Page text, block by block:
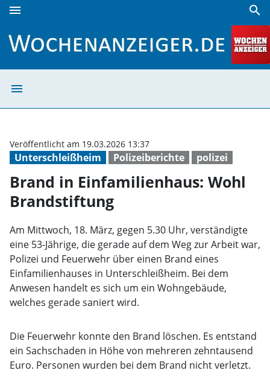
menu search
menu
Unterschleißheim Polizeiberichte polizei
Veröffentlicht am 19.03.2026 13:37
Brand in Einfamilienhaus: Wohl
Brandstiftung
Am Mittwoch, 18. März, gegen 5.30 Uhr, verständigte
eine 53-Jährige, die gerade auf dem Weg zur Arbeit war,
Polizei und Feuerwehr über einen Brand eines
Einfamilienhauses in Unterschleißheim. Bei dem
Anwesen handelt es sich um ein Wohngebäude,
welches gerade saniert wird.
Die Feuerwehr konnte den Brand löschen. Es entstand
ein Sachschaden in Höhe von mehreren zehntausend
Euro. Personen wurden bei dem Brand nicht verletzt.